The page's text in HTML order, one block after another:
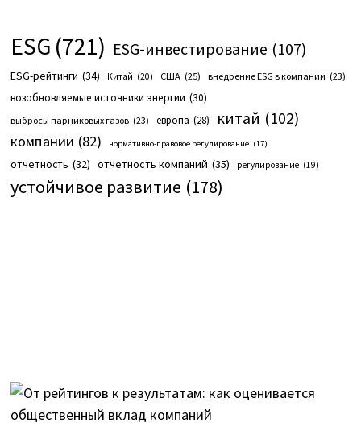
ESG (721) ESG-инвестирование (107)
ESG-рейтинги (34) Китай (20) США (25) внедрение ESG в компании (23)
возобновляемые источники энергии (30)
выбросы парниковых газов (23) европа (28) китай (102)
компании (82) нормативно-правовое регулирование (17)
отчетность (32) отчетность компаний (35) регулирование (19)
устойчивое развитие (178)